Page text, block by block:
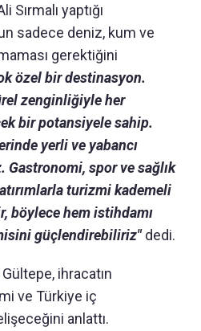
Sırmalı yaptığı
sadece deniz, kum ve
gerektiğini
özel bir destinasyon.
zenginliğiyle her
bir potansiyele sahip.
yerli ve yabancı
Gastronomi, spor ve sağlık
turizmi kademeli
böylece hem istihdamı
güçlendirebiliriz"dedi.
ihracatın
ve Türkiye iç
anlattı.